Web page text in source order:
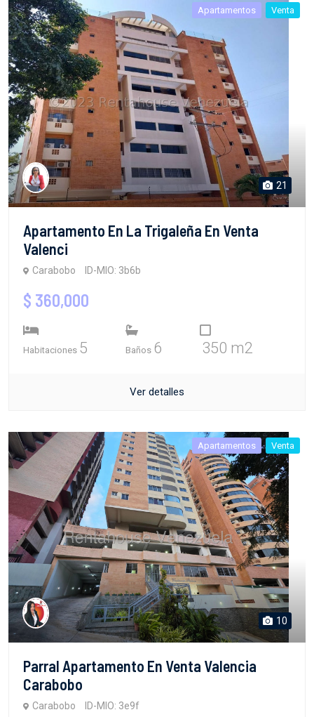
Apartamentos Venta
21
Apartamento En La Trigaleña En Venta
Valenci
Carabobo ID-MIO: 3b6b
$ 360,000
Habitaciones 5 Baños 6 350 m2
Ver detalles
Apartamentos Venta
10
Parral Apartamento En Venta Valencia
Carabobo
Carabobo ID-MIO: 3e9f